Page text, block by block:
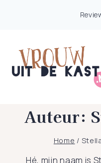
Auteur:
Home /
Hé, mijn naam is